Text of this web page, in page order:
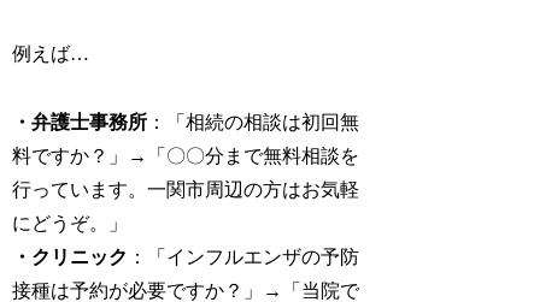
例えば…
・弁護士事務所 ：「相続の相談は初回無
料ですか？」→「〇〇分まで無料相談を
行っています。一関市周辺の方はお気軽
にどうぞ。」
・クリニック ：「インフルエンザの予防
接種は予約が必要ですか？」→「当院で